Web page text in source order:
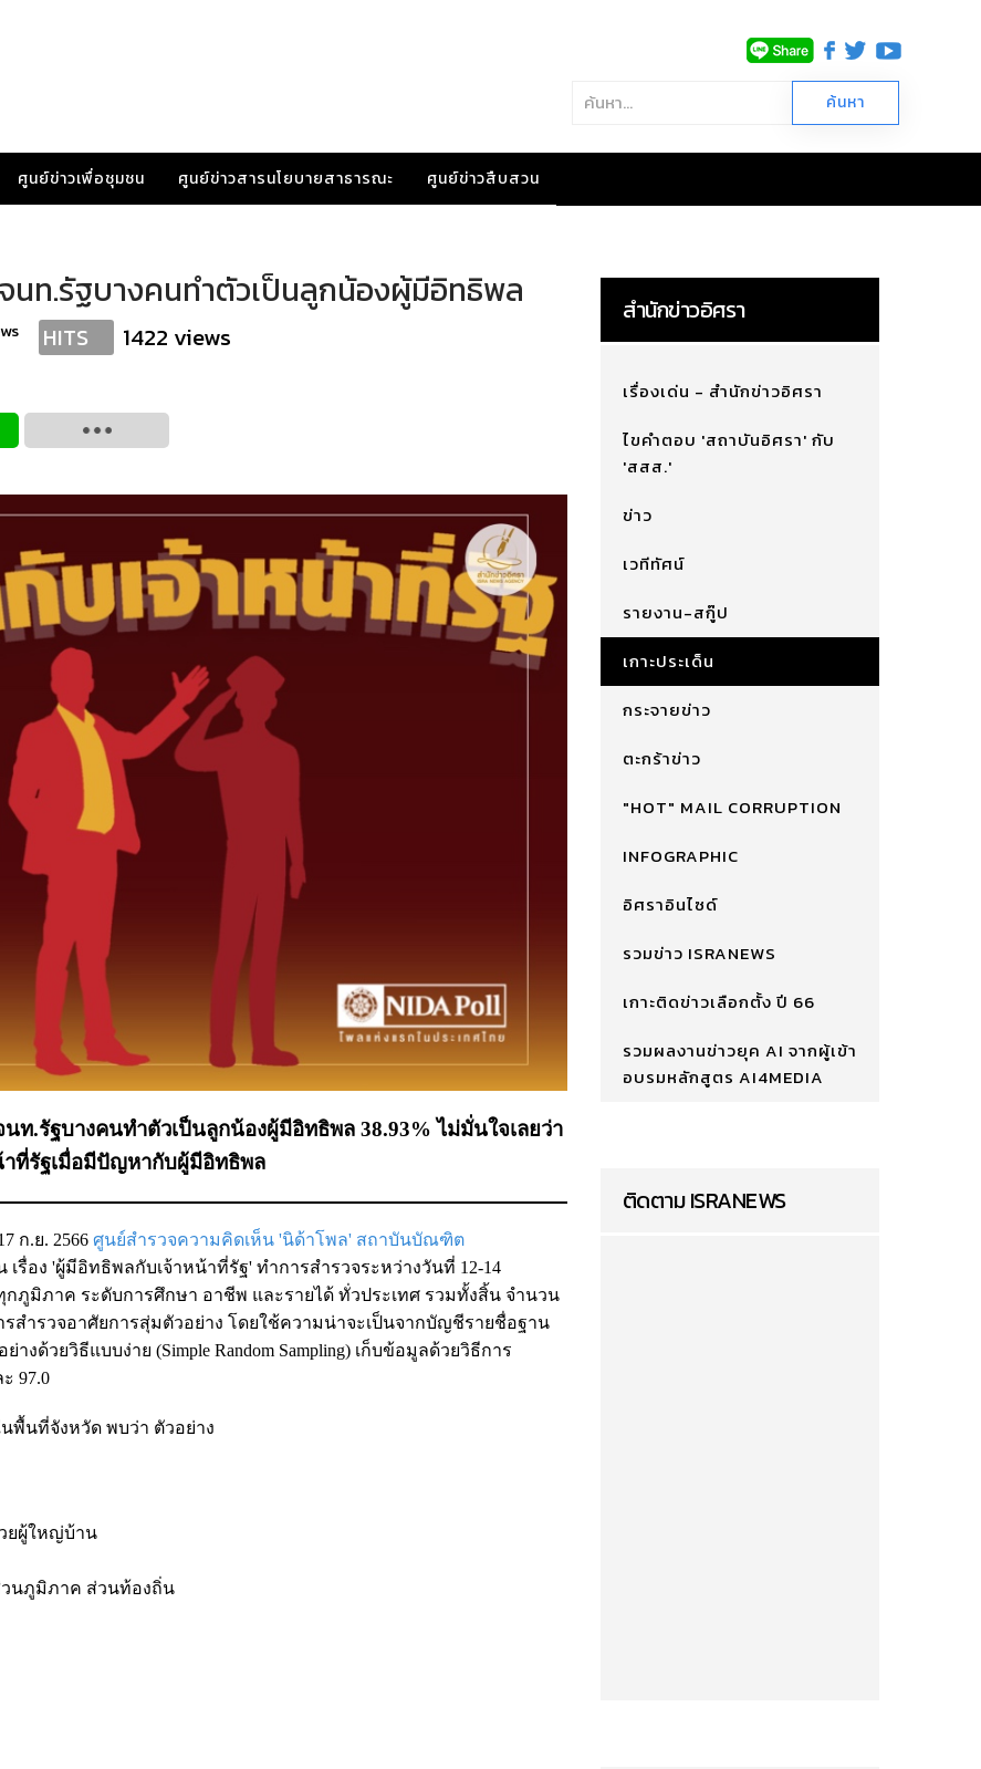
ศูนย์ข่าวเพื่อชุมชน ศูนย์ข่าวสารนโยบายสาธารณะ ศูนย์ข่าวสืบสวน
จนท.รัฐบางคนทำตัวเป็นลูกน้องผู้มีอิทธิพล
HITS 1422 views
ท.รัฐบางคนทำตัวเป็นลูกน้องผู้มีอิทธิพล 38.93% ไม่มั่นใจเลยว่า
าที่รัฐเมื่อมีปัญหากับผู้มีอิทธิพล
ก.ย. 2566 ศูนย์สำรวจความคิดเห็น 'นิด้าโพล' สถาบันบัณฑิต
เรื่อง 'ผู้มีอิทธิพลกับเจ้าหน้าที่รัฐ' ทำการสำรวจระหว่างวันที่ 12-14
ภูมิภาค ระดับการศึกษา อาชีพ และรายได้ ทั่วประเทศ รวมทั้งสิ้น จำนวน
สำรวจอาศัยการสุ่มตัวอย่าง โดยใช้ความน่าจะเป็นจากบัญชีรายชื่อฐาน
งด้วยวิธีแบบง่าย (Simple Random Sampling) เก็บข้อมูลด้วยวิธีการ
97.0
พื้นที่จังหวัด พบว่า ตัวอย่าง
ยผู้ใหญ่บ้าน
วนภูมิภาค ส่วนท้องถิ่น
สำนักข่าวอิศรา
เรื่องเด่น - สำนักข่าวอิศรา
ไขคำตอบ 'สถาบันอิศรา' กับ
'สสส.'
ข่าว
เวทีทัศน์
รายงาน-สกู๊ป
เกาะประเด็น
กระจายข่าว
ตะกร้าข่าว
"HOT" MAIL CORRUPTION
INFOGRAPHIC
อิศราอินไซด์
รวมข่าว ISRANEWS
เกาะติดข่าวเลือกตั้ง ปี 66
รวมผลงานข่าวยุค AI จากผู้เข้า
อบรมหลักสูตร AI4MEDIA
ติดตาม ISRANEWS